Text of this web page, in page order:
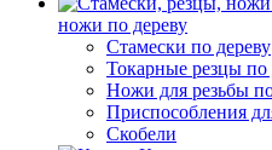
ножи по дереву
Стамески по дереву
Токарные резцы по
Ножи для резьбы
Приспособления
Скобели